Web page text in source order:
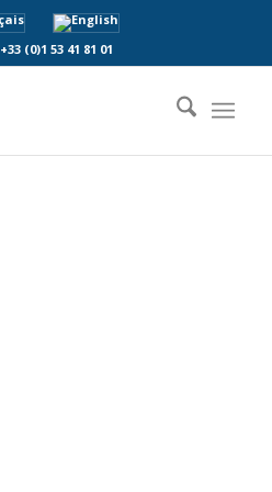
+33 (0)1 53 41 81 01